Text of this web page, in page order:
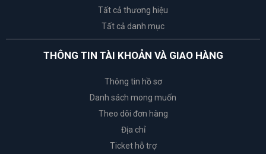
Tất cả thương hiệu
Tất cả danh mục
THÔNG TIN TÀI KHOẢN VÀ GIAO HÀNG
Thông tin hồ sơ
Danh sách mong muốn
Theo dõi đơn hàng
Địa chỉ
Ticket hỗ trợ